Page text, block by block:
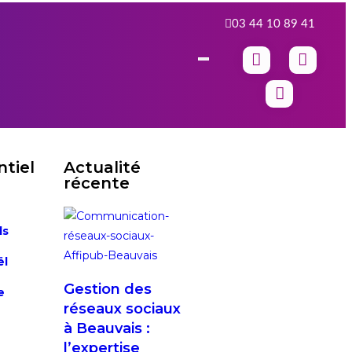
03 44 10 89 41
Actualité
récente
Gestion des
réseaux sociaux
à Beauvais :
l’expertise